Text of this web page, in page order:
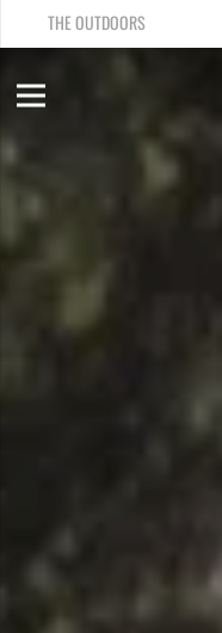
THE OUTDOORS